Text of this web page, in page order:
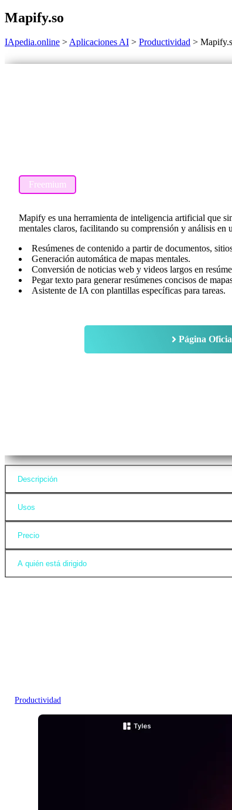
Mapify.so
IApedia.online >Aplicaciones AI > Productividad >
Freemium
Mapify es una herramienta de inteligencia artificial que
mentales claros, facilitando su comprensión y análisis en
Resúmenes de contenido a partir de documentos,
Generación automática de mapas mentales.
Conversión de noticias web y videos largos en
Pegar texto para generar resúmenes concisos de
Asistente de IA con plantillas específicas para tareas.
Página
Descripción
Usos
Precio
A quién está dirigido
Productividad